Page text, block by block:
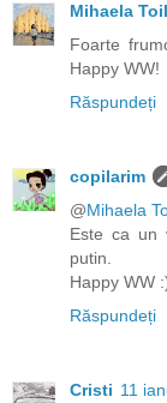
Mihaela
Foarte
Happy WW!
Răspundeți
copilarim
@Mihaela
Este ca un
putin.
Happy WW
Răspundeți
Cristi 11